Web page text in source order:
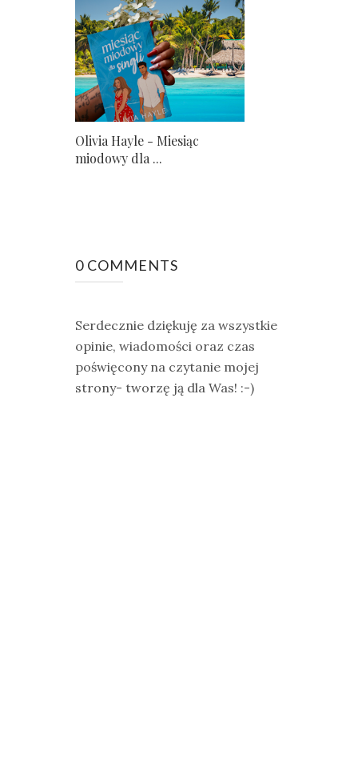
Olivia Hayle - Miesiąc
miodowy dla ...
0 COMMENTS
Serdecznie dziękuję za wszystkie
opinie, wiadomości oraz czas
poświęcony na czytanie mojej
strony- tworzę ją dla Was! :-)